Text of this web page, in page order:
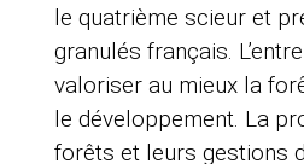
le quatrième scieur et
granulés français.
valoriser au mieux la
le développement. La
forêts et leurs gestions